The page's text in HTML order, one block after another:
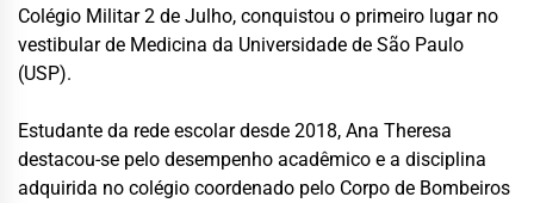
Colégio Militar 2 de Julho, conquistou o primeiro lugar no
vestibular de Medicina da Universidade de São Paulo
(USP).
Estudante da rede escolar desde 2018, Ana Theresa
destacou-se pelo desempenho acadêmico e a disciplina
adquirida no colégio coordenado pelo Corpo de Bombeiros